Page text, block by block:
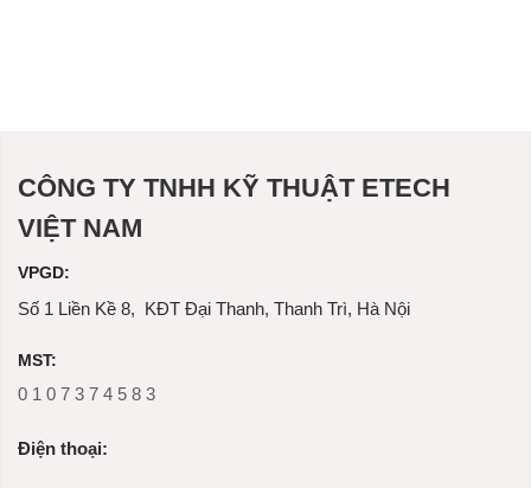
CÔNG TY TNHH KỸ THUẬT ETECH
VIỆT NAM
VPGD:
Số 1 Liền Kề 8, KĐT Đại Thanh, Thanh Trì, Hà Nội
MST:
0 1 0 7 3 7 4 5 8 3
Ðiện thoại: